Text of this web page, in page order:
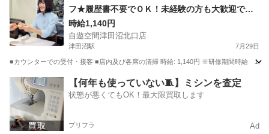
フ★履歴書不要でＯＫ！未経験の方も大歓迎で
す！JR津田沼駅徒歩3分♪
時給1,140円
自遊空間津田沼北口店
津田沼駅 7月29日
■カウンターでの受付・接客 ■店内及び各席の清掃 時給: 1,140円 ※研修期間時給
千葉 習志野市 津田沼駅 漫画喫茶 時給
【何年も使っていない🧵】ミシンを査定
状態が悪くてもOK！最大限買取します
プリフラ Ad